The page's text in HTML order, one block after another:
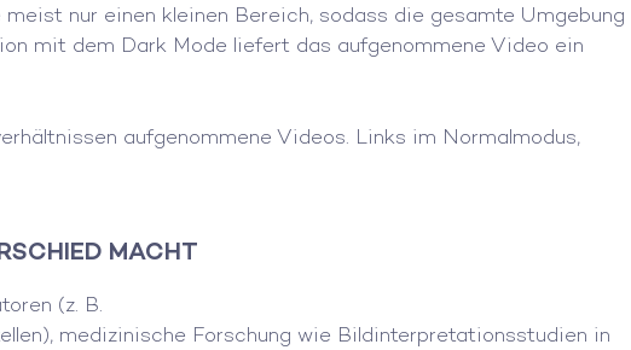
nur einen kleinen Bereich, sodass die gesamte Umgebung
mit dem Dark Mode liefert das aufgenommene Video ein
aufgenommene Videos. Links im Normalmodus,
MACHT
(z. B.
medizinische Forschung wie Bildinterpretationsstudien in